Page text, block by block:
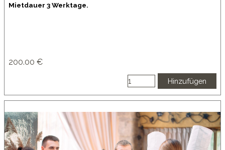
Mietdauer 3 Werktage.
200.00 €
Hinzufügen